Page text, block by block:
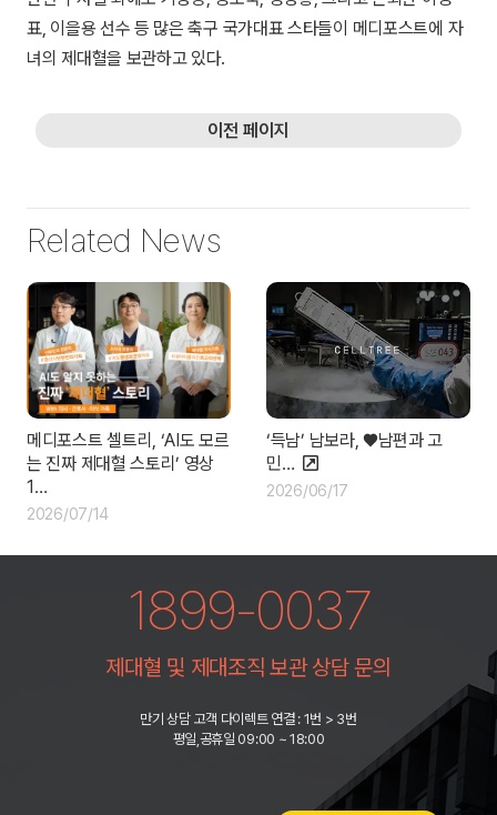
표, 이을용 선수 등 많은 축구 국가대표 스타들이 메디포스트에 자
녀의 제대혈을 보관하고 있다.
이전 페이지
Related News
메디포스트 셀트리, ‘AI도 모르
는 진짜 제대혈 스토리’ 영상
1…
2026/07/14
‘득남’ 남보라, ♥남편과 고
민…
2026/06/17
1899-0037
제대혈 및 제대조직 보관 상담 문의
만기 상담 고객 다이렉트 연결 : 1번 > 3번
평일,공휴일 09:00 ~ 18:00